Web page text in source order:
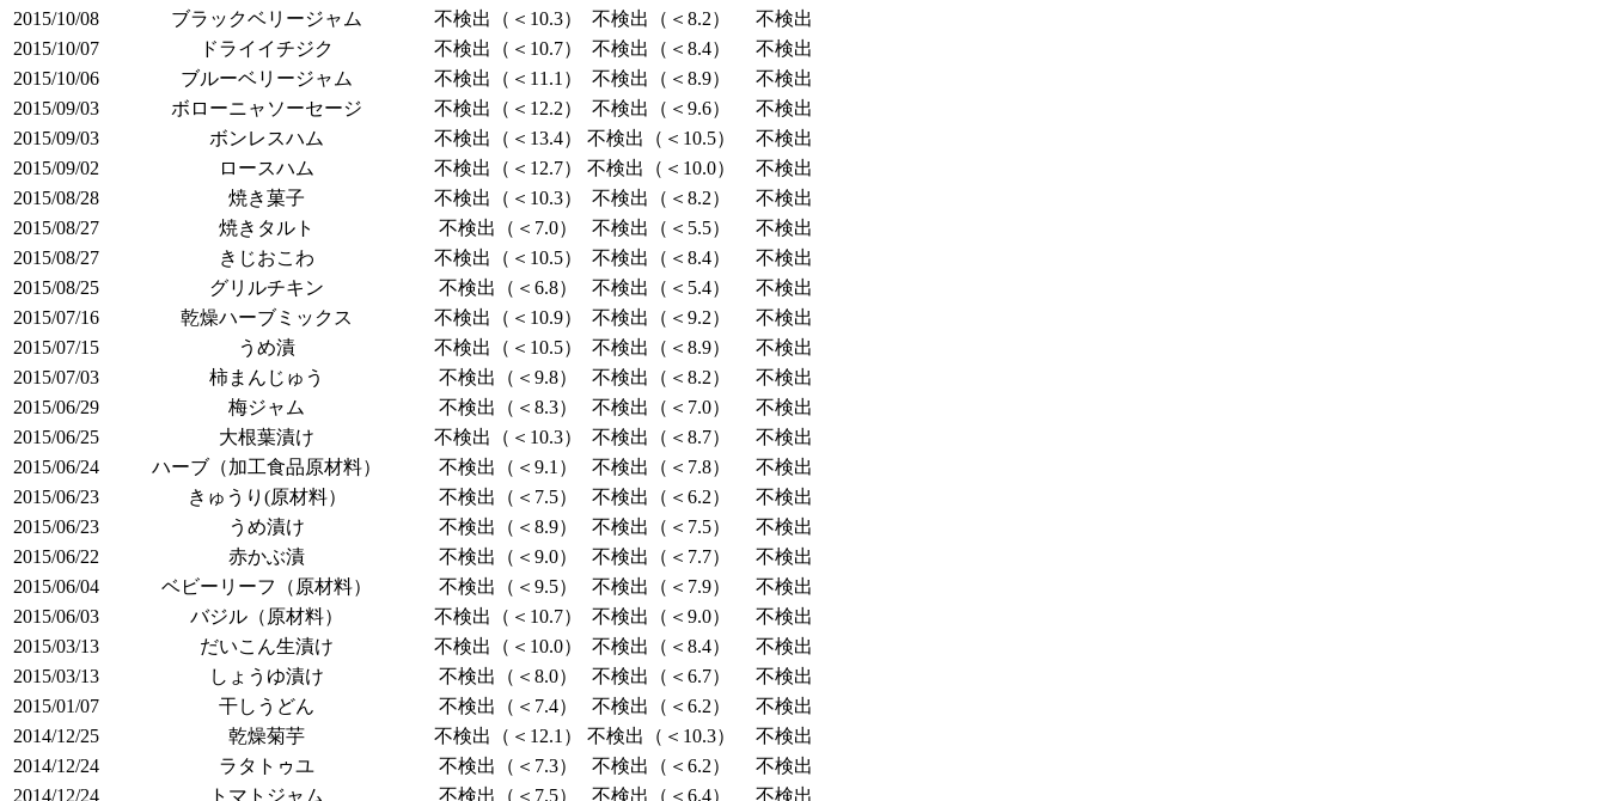
2015/10/08
ブラックベリージャム 不検出（＜10.3） 不検出（＜8.2）
不検出
2015/10/07
ドライイチジク 不検出（＜10.7） 不検出（＜8.4）
不検出
2015/10/06
ブルーベリージャム 不検出（＜11.1） 不検出（＜8.9）
不検出
2015/09/03
ボローニャソーセージ 不検出（＜12.2） 不検出（＜9.6）
不検出
2015/09/03
ボンレスハム 不検出（＜13.4） 不検出（＜10.5）
不検出
2015/09/02
ロースハム 不検出（＜12.7） 不検出（＜10.0）
不検出
2015/08/28
焼き菓子 不検出（＜10.3） 不検出（＜8.2）
不検出
2015/08/27
焼きタルト 不検出（＜7.0） 不検出（＜5.5）
不検出
2015/08/27
きじおこわ 不検出（＜10.5） 不検出（＜8.4）
不検出
2015/08/25
グリルチキン 不検出（＜6.8） 不検出（＜5.4）
不検出
2015/07/16
乾燥ハーブミックス 不検出（＜10.9） 不検出（＜9.2）
不検出
2015/07/15
うめ漬 不検出（＜10.5） 不検出（＜8.9）
不検出
2015/07/03
柿まんじゅう 不検出（＜9.8） 不検出（＜8.2）
不検出
2015/06/29
梅ジャム 不検出（＜8.3） 不検出（＜7.0）
不検出
2015/06/25
大根葉漬け 不検出（＜10.3） 不検出（＜8.7）
不検出
2015/06/24
ハーブ（加工食品原材料） 不検出（＜9.1） 不検出（＜7.8）
不検出
2015/06/23
きゅうり(原材料） 不検出（＜7.5） 不検出（＜6.2）
不検出
2015/06/23
うめ漬け 不検出（＜8.9） 不検出（＜7.5）
不検出
2015/06/22
赤かぶ漬 不検出（＜9.0） 不検出（＜7.7）
不検出
2015/06/04
ベビーリーフ（原材料） 不検出（＜9.5） 不検出（＜7.9）
不検出
2015/06/03
バジル（原材料） 不検出（＜10.7） 不検出（＜9.0）
不検出
2015/03/13
だいこん生漬け 不検出（＜10.0） 不検出（＜8.4）
不検出
2015/03/13
しょうゆ漬け 不検出（＜8.0） 不検出（＜6.7）
不検出
2015/01/07
干しうどん 不検出（＜7.4） 不検出（＜6.2）
不検出
2014/12/25
乾燥菊芋 不検出（＜12.1） 不検出（＜10.3）
不検出
2014/12/24
ラタトゥユ 不検出（＜7.3） 不検出（＜6.2）
不検出
2014/12/24
トマトジャム 不検出（＜7.5） 不検出（＜6.4） 不検出